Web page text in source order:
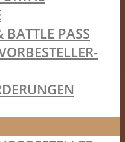
BATTLE PASS